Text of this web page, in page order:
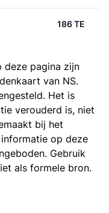
186 TE
deze pagina zijn
van NS.
Het is
verouderd is, niet
bij het
op deze
Gebruik
als formele bron.